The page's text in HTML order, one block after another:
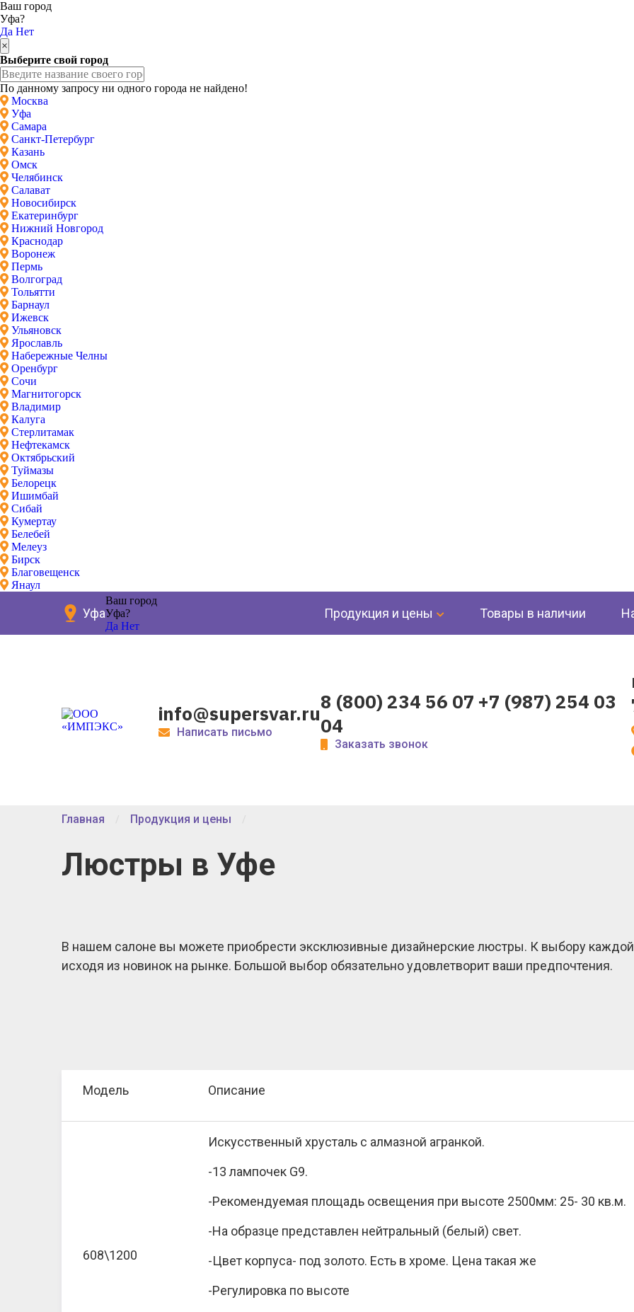
Ваш город
Уфа?
Да Нет
×
Выберите свой город
По данному запросу ни одного города не найдено!
Москва
Уфа
Самара
Санкт-Петербург
Казань
Омск
Челябинск
Салават
Новосибирск
Екатеринбург
Нижний Новгород
Краснодар
Воронеж
Пермь
Волгоград
Тольятти
Барнаул
Ижевск
Ульяновск
Ярославль
Набережные Челны
Оренбург
Сочи
Магнитогорск
Владимир
Калуга
Стерлитамак
Нефтекамск
Октябрьский
Туймазы
Белорецк
Ишимбай
Сибай
Кумертау
Белебей
Мелеуз
Бирск
Благовещенск
Янаул
Уфа
Ваш город
Уфа?
Да Нет
Продукция и цены Товары в наличии
info@supersvar.ru
Написать письмо
8 (800) 234 56 07 +7 (987) 254 03
04
Заказать звонок
Главная Продукция и цены
Люстры в Уфе
В нашем салоне вы можете приобрести эксклюзивные дизайнерские люстры. К выбору
исходя из новинок на рынке. Большой выбор обязательно удовлетворит ваши предпочтения.
Модель Описание
608\1200
Искусственный хрусталь с алмазной агранкой.
-13 лампочек G9.
-Рекомендуемая площадь освещения при высоте 2500мм: 25- 30 кв.м.
-На образце представлен нейтральный (белый) свет.
-Цвет корпуса- под золото. Есть в хроме. Цена такая же
-Регулировка по высоте